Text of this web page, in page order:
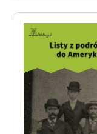
O nas
Kontakt
Zespół
Zasady wykorzystania